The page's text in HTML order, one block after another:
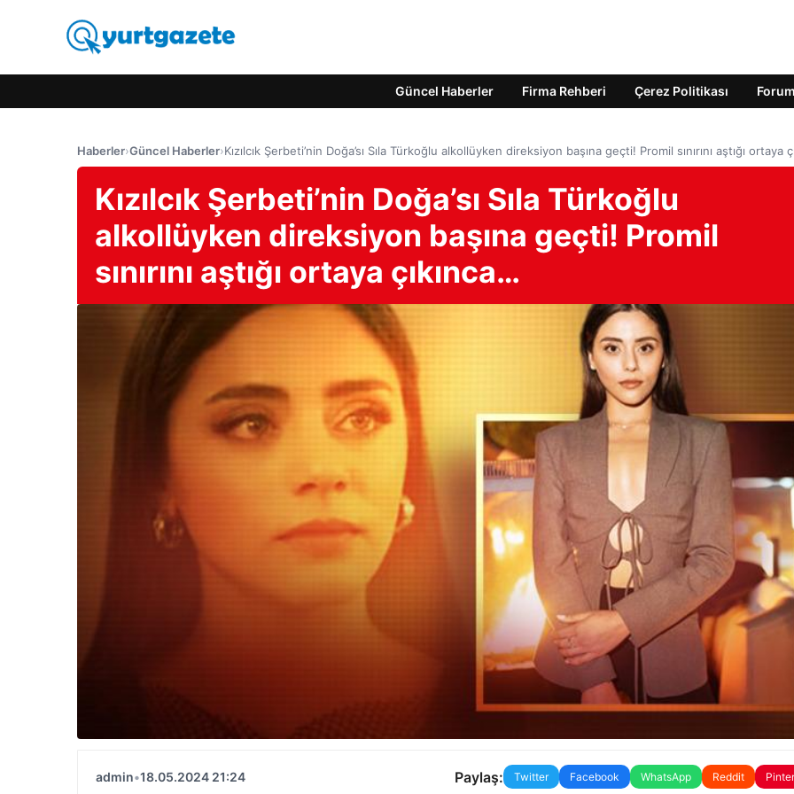
Güncel Haberler Firma Rehberi Çerez Politikası Forum
Haberler›Güncel Haberler›Kızılcık Şerbeti’nin Doğa’sı Sıla Türkoğlu alkollüyken direksiyon başına geçti! Promil sınırını aştığı ortaya
Kızılcık Şerbeti’nin Doğa’sı Sıla Türkoğlu
alkollüyken direksiyon başına geçti! Promil
sınırını aştığı ortaya çıkınca…
admin•18.05.2024 21:24 Paylaş: Twitter Facebook WhatsApp Reddit